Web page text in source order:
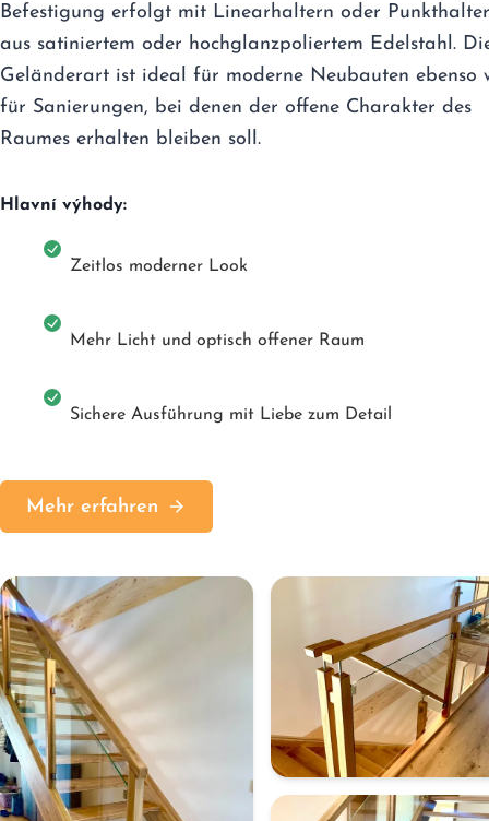
Befestigung erfolgt mit Linearhaltern oder
aus satiniertem oder hochglanzpoliertem Edelstahl.
Geländerart ist ideal für moderne Neubauten ebenso
für Sanierungen, bei denen der offene Charakter des
Raumes erhalten bleiben soll.
Hlavní výhody:
Zeitlos moderner Look
Mehr Licht und optisch offener Raum
Sichere Ausführung mit Liebe zum Detail
Mehr erfahren